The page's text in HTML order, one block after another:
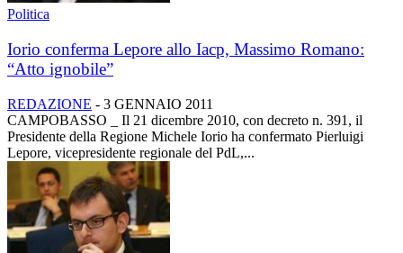
Politica
Iorio conferma Lepore allo Iacp, Massimo Romano:
“Atto ignobile”
REDAZIONE - 3 GENNAIO 2011
CAMPOBASSO _ Il 21 dicembre 2010, con decreto n. 391, il
Presidente della Regione Michele Iorio ha confermato Pierluigi
Lepore, vicepresidente regionale del PdL,...